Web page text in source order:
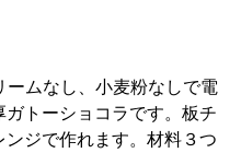
ムなし、小麦粉なしで電
トーショコラです。板チ
ジで作れます。材料３つ